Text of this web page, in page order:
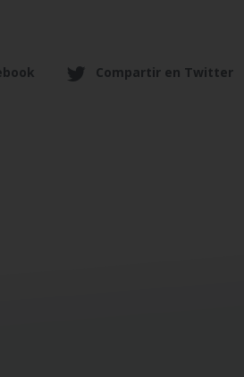
Compartir en Twitter